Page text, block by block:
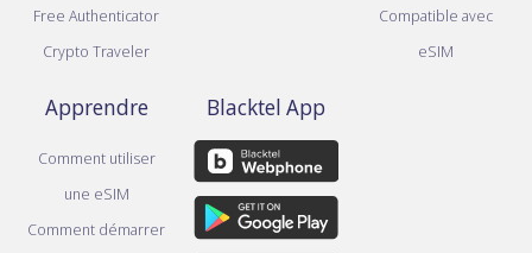
Free Authenticator
Crypto Traveler
Compatible avec
eSIM
Apprendre
Comment utiliser
une eSIM
Comment démarrer
Blacktel App